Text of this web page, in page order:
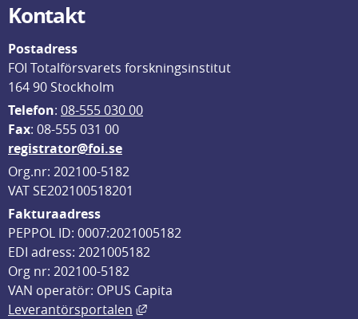
Kontakt
Postadress
FOI Totalförsvarets forskningsinstitut
164 90 Stockholm
Telefon: 08-555 030 00
Fax: 08-555 031 00
registrator@foi.se
Org.nr: 202100-5182
VAT SE202100518201
Fakturaadress
PEPPOL ID: 0007:2021005182
EDI adress: 2021005182
Org nr: 202100-5182
VAN operatör: OPUS Capita
Leverantörsportalen
Länk till annan webbplats, öppnas